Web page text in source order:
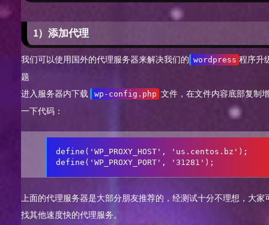
1）添加代理
我们可以使用国外的代理服务器来解决我们的 wordpress 程序升
题
进入服务器内下载
wp-config.php 文件，在文件内容底部复制
一下代码：
define('WP_PROXY_HOST', 'us.centos.bz');
define('WP_PROXY_PORT', '31281');
上面的代理服务器是大部分朋友推荐的，经测试十分不理想，大家
找其他速度快的代理服务。